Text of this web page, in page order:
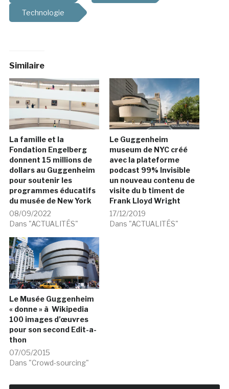
Technologie
Similaire
La famille et la
Fondation Engelberg
donnent 15 millions de
dollars au Guggenheim
pour soutenir les
programmes éducatifs
du musée de New York
08/09/2022
Dans "ACTUALITÉS"
Le Guggenheim
museum de NYC créé
avec la plateforme
podcast 99% Invisible
un nouveau contenu de
visite du b timent de
Frank Lloyd Wright
17/12/2019
Dans "ACTUALITÉS"
Le Musée Guggenheim
« donne » à Wikipedia
100 images d’œuvres
pour son second Edit-a-
thon
07/05/2015
Dans "Crowd-sourcing"